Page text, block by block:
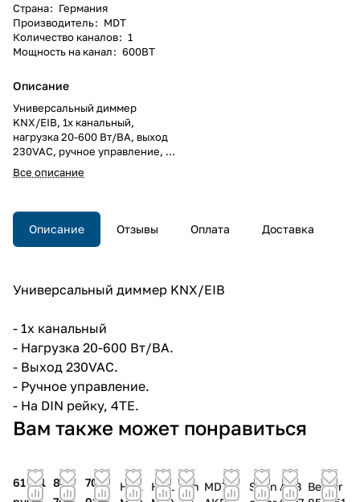
Страна: Германия
Производитель: MDT
Количество каналов: 1
Мощность на канал: 600ВТ
Описание
Универсальный диммер
KNX/EIB, 1х канальный,
нагрузка 20-600 Вт/ВА, выход
230VAC, ручное управление, на
DIN рейку, 4TE.
Универсальный диммер
нагрузка 20-600 Вт/ВА, выход
230VAC, ручное управление, на
DIN рейку, 4TE.
Все описание
Описание Отзывы Оплата Доставка
Универсальный диммер KNX/EIB
- 1х канальный
- Нагрузка 20-600 Вт/ВА.
- Выход 230VAC.
- Ручное управление.
- На DIN рейку, 4TE.
Вам также может понравиться
61 711 84
70
HDL
HDL Din MDT
Schn ABB Berker